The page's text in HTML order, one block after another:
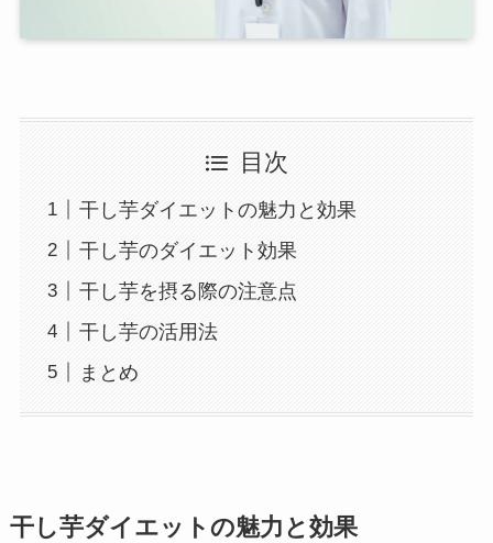
目次
干し芋ダイエットの魅力と効果
干し芋のダイエット効果
干し芋を摂る際の注意点
干し芋の活用法
まとめ
干し芋ダイエットの魅力と効果